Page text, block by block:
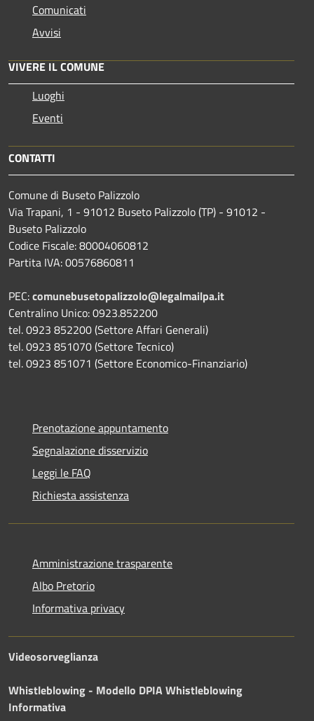
Comunicati
Avvisi
VIVERE IL COMUNE
Luoghi
Eventi
CONTATTI
Comune di Buseto Palizzolo
Via Trapani, 1 - 91012 Buseto Palizzolo (TP) - 91012 -
Buseto Palizzolo
Codice Fiscale: 80004060812
Partita IVA: 00576860811
PEC:comunebusetopalizzolo@legalmailpa.it
Centralino Unico: 0923.852200
tel. 0923 852200 (Settore Affari Generali)
tel. 0923 851070 (Settore Tecnico)
tel. 0923 851071 (Settore Economico-Finanziario)
Prenotazione appuntamento
Segnalazione disservizio
Leggi le FAQ
Richiesta assistenza
Amministrazione trasparente
Albo Pretorio
Informativa privacy
Videosorveglianza
Whistleblowing - Modello DPIAWhistleblowing
Informativa